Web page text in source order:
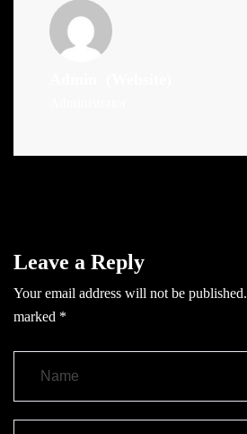
Leave a Reply
Your email address will not be published.
marked *